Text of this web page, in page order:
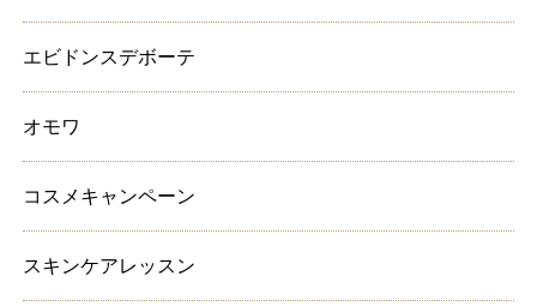
エビドンスデボーテ
オモワ
コスメキャンペーン
スキンケアレッスン